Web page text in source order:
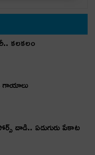
కలకలం
గాయాలు
దాడి.. ఏడుగురు పేకాట